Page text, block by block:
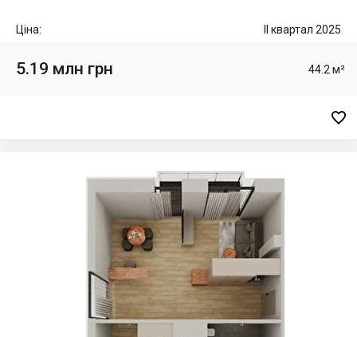
Ціна: II квартал 2025
5.19 млн грн 44.2 м²
